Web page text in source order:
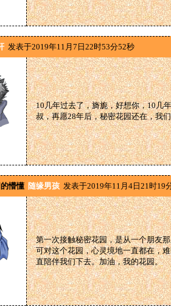
发表于2019年11月7日22时53分52秒
10几年过去了，旖旎，好想你，10几
叔，再愿28年后，秘密花园还在，我
懵懂 随缘男孩 发表于2019年11月4日21时19
第一次接触秘密花园，是从一个朋友
可对这个花园，心灵境地一直都在，
直陪伴我们下去。加油，我的花园。